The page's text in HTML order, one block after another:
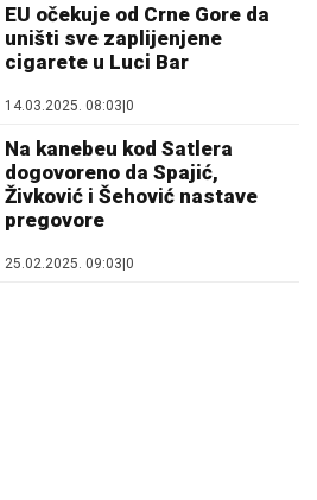
EU očekuje od Crne Gore da
uništi sve zaplijenjene
cigarete u Luci Bar
14.03.2025. 08:03 0
Na kanebeu kod Satlera
dogovoreno da Spajić,
Živković i Šehović nastave
pregovore
25.02.2025. 09:03 0